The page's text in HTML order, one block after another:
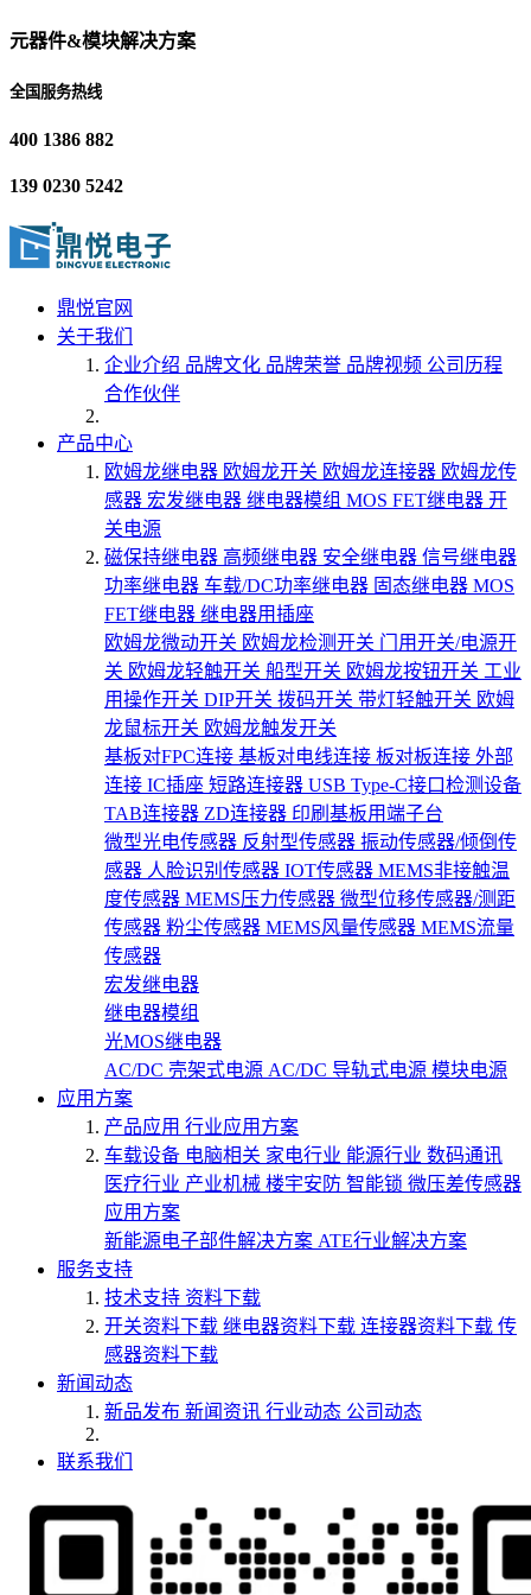
元器件&模块解决方案
全国服务热线
400 1386 882
139 0230 5242
鼎悦官网
关于我们
企业介绍 品牌文化 品牌荣誉 品牌视频 公司历程
合作伙伴
产品中心
欧姆龙继电器 欧姆龙开关 欧姆龙连接器 欧姆龙传
感器 宏发继电器 继电器模组 MOS FET继电器 开
关电源
磁保持继电器 高频继电器 安全继电器 信号继电器
功率继电器 车载/DC功率继电器 固态继电器 MOS
FET继电器 继电器用插座
欧姆龙微动开关 欧姆龙检测开关 门用开关/电源开
关 欧姆龙轻触开关 船型开关 欧姆龙按钮开关 工业
用操作开关 DIP开关 拨码开关 带灯轻触开关 欧姆
龙鼠标开关 欧姆龙触发开关
基板对FPC连接 基板对电线连接 板对板连接 外部
连接 IC插座 短路连接器 USB Type-C接口检测设备
TAB连接器 ZD连接器 印刷基板用端子台
微型光电传感器 反射型传感器 振动传感器/倾倒传
感器 人脸识别传感器 IOT传感器 MEMS非接触温
度传感器 MEMS压力传感器 微型位移传感器/测距
传感器 粉尘传感器 MEMS风量传感器 MEMS流量
传感器
宏发继电器
继电器模组
光MOS继电器
AC/DC 壳架式电源 AC/DC 导轨式电源 模块电源
应用方案
产品应用 行业应用方案
车载设备 电脑相关 家电行业 能源行业 数码通讯
医疗行业 产业机械 楼宇安防 智能锁 微压差传感器
应用方案
新能源电子部件解决方案 ATE行业解决方案
服务支持
技术支持 资料下载
开关资料下载 继电器资料下载 连接器资料下载 传
感器资料下载
新闻动态
新品发布 新闻资讯 行业动态 公司动态
联系我们